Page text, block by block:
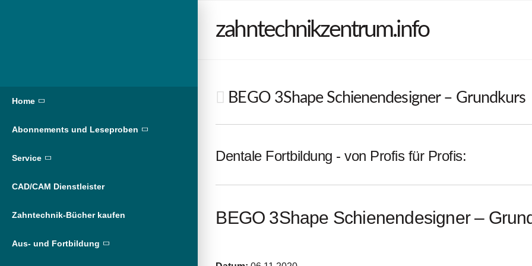
Home
Abonnements und Leseproben
Service
CAD/CAM Dienstleister
Zahntechnik-Bücher kaufen
Aus- und Fortbildung
zahntechnikzentrum.info
BEGO 3Shape Schienendesigner – Grundkurs
Dentale Fortbildung - von Profis für Profis:
BEGO 3Shape Schienendesigner –